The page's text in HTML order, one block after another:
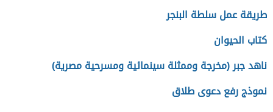
طريقة عمل سلطة البنجر
كتاب الحيوان
ناهد جبر (مخرجة وممثلة سينمائية ومسرحية مصرية)
نموذج رفع دعوى طلاق